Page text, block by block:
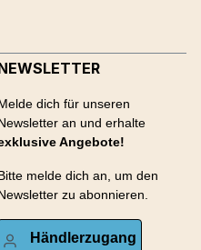
dich für unseren
an und erhalte
Angebote!
melde dich an, um den
zu abonnieren.
Händlerzugang